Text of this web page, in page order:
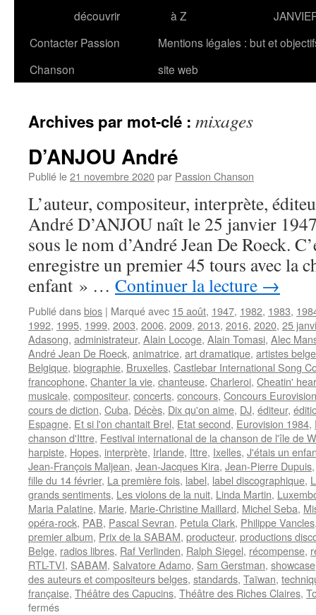
découvrir
à Z
Contacter Passion
Chanson
Mentions légales : but et
site web
Archives par mot-clé : mixages
D’ANJOU André
Publié le21 novembre 2020par Passion Chanson
L’auteur, compositeur, interprète,
André D’ANJOU naît le 25 janvier
sous le nom d’André Jean De Roeck.
enregistre un premier 45 tours avec la
enfant » … Continuer la lecture →
Publié dansbios | Marqué avec 15 août, 1947, 1982, 1983,
1992, 1995, 1999, 2003, 2006, 2009, 2013, 2016, 2020, 25
Adasong, administrateur, Alain Locoge, Alain Tomasi, Alec
André Jean De Roeck, animatrice, art dramatique, artistes
Belgique, biographie, Bruxelles, Castlebar International Song
francophone, Chanter la vie, chanteuse, Charleroi, Cheatin'
musicale, compositeur, concerts, concours, Concours
cours de diction, Cuba, Décès, Dix qu'on aime, DJ, éditeur,
Espagne, Et si l'on chantait Brel, Etat second, Eurovision 1984,
chanson d'Ittre, Festival international de la chanson de l'île de
harpiste, Hopes, interprète, Irlande, Ittre, Ixelles, J'étais un
Jean-François Maljean, Jean-Jacques Kira, Jean-Pierre Dupuis
fille du 14 février, La première fois, label, label discographique,
grands sentiments, Les violons de la nuit, Linda Martin,
Maria Palatine, Marie, Marie-Christine Maillard, Michel Seba,
opéra-rock, PAB, Pascal Sevran, Petula Clark, Philippe Vancles
premier album, Prix de la SABAM, producteur, productions
Belge, radios libres, Raf Verlinden, Ralph Siegel, récompense,
RTL-TVI, SABAM, Salvatore Adamo, Sam Gerstman, showcase
des auteurs et compositeurs belges, standards, Taïwan,
française, Théâtre des Capucins, Théâtre des Riches Claires,
ferméssur